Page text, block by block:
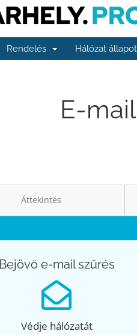
Rendelés Hálózat
E-
Áttekintés
Bejövő e-mail szűrés
Védje hálózatát